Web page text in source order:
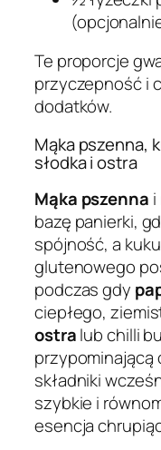
Te proporcje
przyczepność i
dodatków.
Mąka pszenna,
słodka i ostra
Mąka pszenna i
bazę panierki,
spójność, a
glutenowego
podczas gdy
ciepłego,
ostralub chilli
przypominającą
składniki
szybkie i
esencja